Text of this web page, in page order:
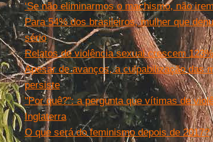
‘Se não eliminarmos o machismo, não
Para 54% dos brasileiros, mulher que
sério
Relatos de violência sexual crescem
Apesar de avanços, a culpabilização das
persiste
"Por quê?": a pergunta que vítimas de
Inglaterra
O que será do feminismo depois de 2017?